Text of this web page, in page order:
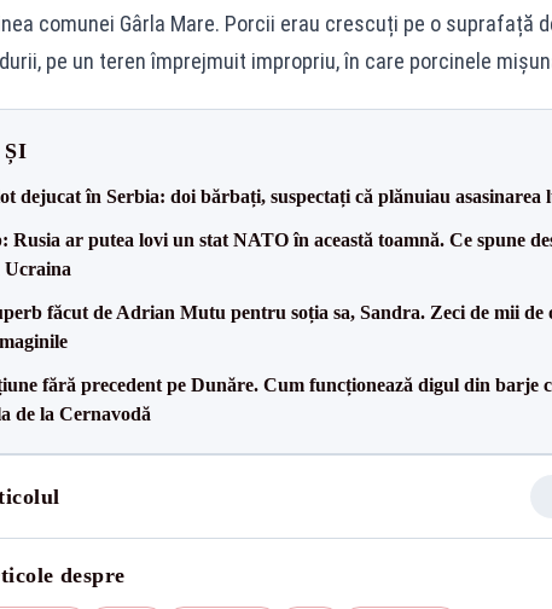
comunei Gârla Mare. Porcii erau crescuți pe o suprafață
pe un teren împrejmuit impropriu, în care porcinele
ȘI
dejucat în Serbia: doi bărbați, suspectați că plănuiau asasinarea
Rusia ar putea lovi un stat NATO în această toamnă. Ce spune
făcut de Adrian Mutu pentru soția sa, Sandra. Zeci de mii de
fără precedent pe Dunăre. Cum funcționează digul din barje
de la Cernavodă
despre